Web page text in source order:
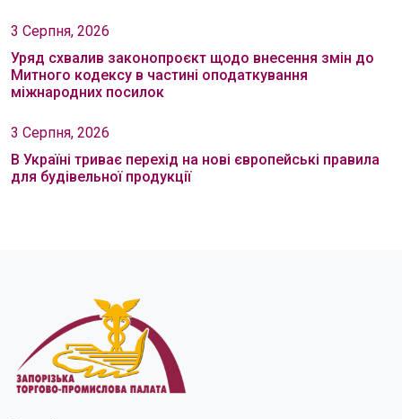
3 Серпня, 2026
Уряд схвалив законопроєкт щодо внесення змін до
Митного кодексу в частині оподаткування
міжнародних посилок
3 Серпня, 2026
В Україні триває перехід на нові європейські правила
для будівельної продукції